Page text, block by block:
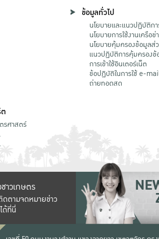
ข้อมูลทั่วไป
นโยบายและแนวปฏิบัติก
นโยบายการใช้งานเครือ
นโยบายคุ้มครองข้อมูลส่
แนวปฏิบัติการคุ้มครอง
การเข้าใช้อินเตอร์เน็ต
ข้อปฏิบัติในการใช้ e-
ถ่ายทอดสด
รศาสตร์
าวเกษตร
ตามจดหมายข่าว
ด้ที่นี่